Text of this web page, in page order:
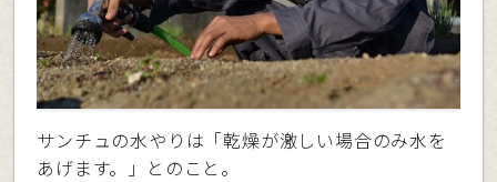
サンチュの水やりは「乾燥が激しい場合のみ水を
あげます。」とのこと。